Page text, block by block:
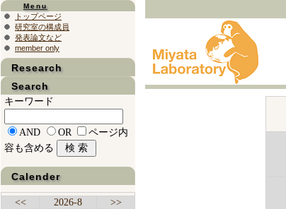
Menu
トップページ
研究室の構成員
発表論文など
member only
Research
Search
キーワード
AND OR
ページ内
容も含める
Calender
<< 2026-8
>>